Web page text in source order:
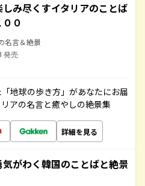
み尽くすイタリアのことば
０
名言＆絶景
発売
地球の歩き方」があなたにお届
アの名言と癒やしの絶景集
詳細を見る
がわく韓国のことばと絶景